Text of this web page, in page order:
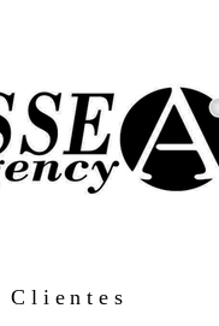
Clientes